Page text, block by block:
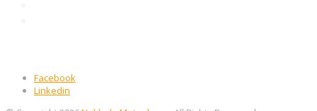
Facebook
Linkedin